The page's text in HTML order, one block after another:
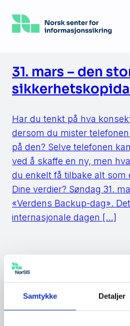
Samtykke Detaljer
hovedinnhold
31. mars – den
Har du tenkt på hva
dersom du mister
på den? Selve telefonen
ved å skaffe en ny, men
du enkelt få tilbake alt som
Dine verdier? Søndag 31.
«Verdens Backup-dag».
internasjonale dagen […]
31. mars – den